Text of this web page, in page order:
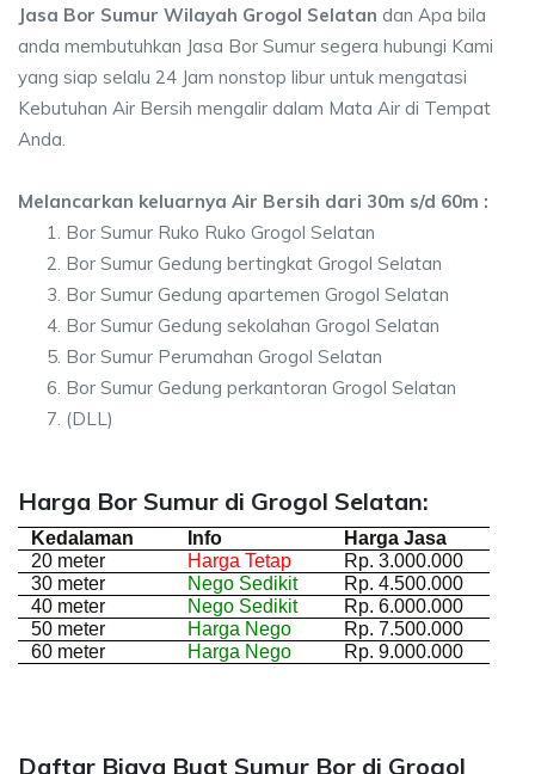
Jasa Bor Sumur Wilayah Grogol Selatan dan Apa bila
anda membutuhkan Jasa Bor Sumur segera hubungi Kami
yang siap selalu 24 Jam nonstop libur untuk mengatasi
Kebutuhan Air Bersih mengalir dalam Mata Air di Tempat
Anda.
Melancarkan keluarnya Air Bersih dari 30m s/d 60m :
Bor Sumur Ruko Ruko Grogol Selatan
Bor Sumur Gedung bertingkat Grogol Selatan
Bor Sumur Gedung apartemen Grogol Selatan
Bor Sumur Gedung sekolahan Grogol Selatan
Bor Sumur Perumahan Grogol Selatan
Bor Sumur Gedung perkantoran Grogol Selatan
(DLL)
Harga Bor Sumur di Grogol Selatan:
Kedalaman Info
Harga Jasa
20 meter
Harga Tetap
Rp. 3.000.000
30 meter
Nego Sedikit
Rp. 4.500.000
40 meter
Nego Sedikit
Rp. 6.000.000
50 meter
Harga Nego
Rp. 7.500.000
60 meter
Harga Nego Rp. 9.000.000
Daftar Biaya Buat Sumur Bor di Grogol